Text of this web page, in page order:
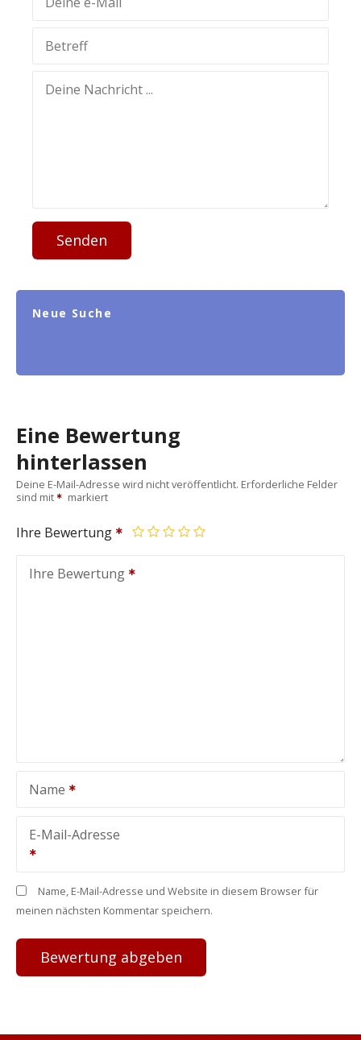
Senden
Neue Suche
Eine Bewertung
hinterlassen
Deine E-Mail-Adresse wird nicht veröffentlicht. Erforderliche Felder
sind mit
markiert
Ihre Bewertung
Ihre Bewertung
Name
E-Mail-Adresse
Name, E-Mail-Adresse und Website in diesem Browser für
meinen nächsten Kommentar speichern.